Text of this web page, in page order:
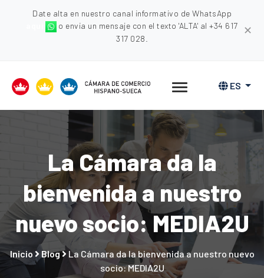
Date alta en nuestro canal informativo de WhatsApp
o envia un mensaje con el texto 'ALTA' al +34 617
317 028.
✕
ES
La Cámara da la
bienvenida a nuestro
nuevo socio: MEDIA2U
Inicio Blog
La Cámara da la bienvenida a nuestro nuevo
socio: MEDIA2U